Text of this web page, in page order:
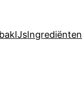
IJsIngrediënten